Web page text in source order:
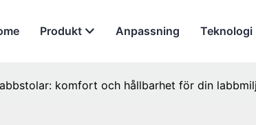
Produkt Anpassning Teknologi
komfort och hållbarhet för din